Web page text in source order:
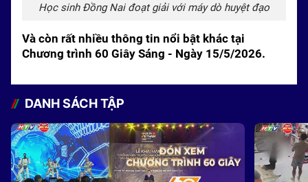
Học sinh Đồng Nai đoạt giải với máy dò huyệt đạo
Và còn rất nhiều thông tin nổi bật khác tại
Chương trình 60 Giây Sáng - Ngày 15/5/2026.
DANH SÁCH TẬP